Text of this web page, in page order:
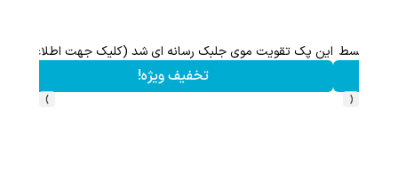
این پک تقویت موی جلبک رسانه ای شد (کلیک جهت اطلاعات بیشتر)
تخفیف ویژه!
‹
›